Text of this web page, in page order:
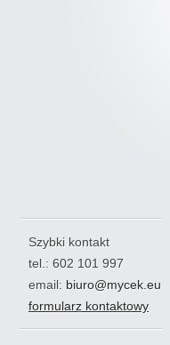
Szybki kontakt
tel.: 602 101 997
email: biuro@mycek.eu
formularz kontaktowy